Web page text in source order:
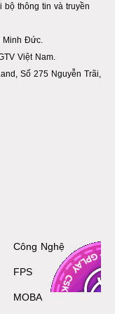
bộ thông tin và truyền
Minh Đức.
Việt Nam.
Số 275 Nguyễn Trãi,
Công Nghệ
FPS
MOBA